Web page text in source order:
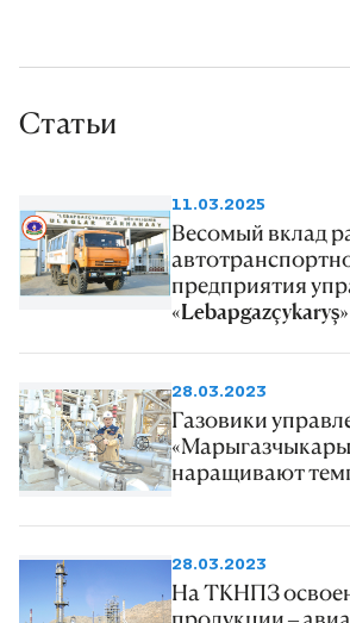
Статьи
11.03.2025
Весомый вклад
предприятия
«Lebapgazçykaryş»
28.03.2023
Газовики
наращивают
28.03.2023
На ТКНПЗ